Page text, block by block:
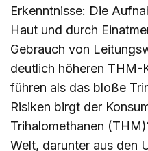
Erkenntnisse: Die
Haut und durch
Gebrauch von
deutlich höheren THM-
führen als das bloße
Risiken birgt der
Trihalomethanen
Welt, darunter aus den